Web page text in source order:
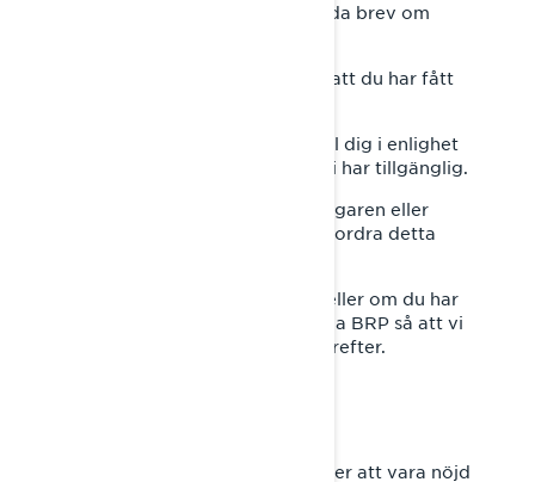
Gör detsamma med alla framtida brev om
Vad ska du göra om du känner att du har fått
Detta meddelande skickades till dig i enlighet
med den senaste information vi har tillgänglig.
Om du känner den nuvarande ägaren eller
operatören, vänligen vidarebefordra detta
Om det har skett ett ägarbyte eller om du har
ändrat adress, vänligen meddela BRP så att vi
kan uppdatera våra register därefter.
Din säkerhet och att du fortsätter att vara nöjd